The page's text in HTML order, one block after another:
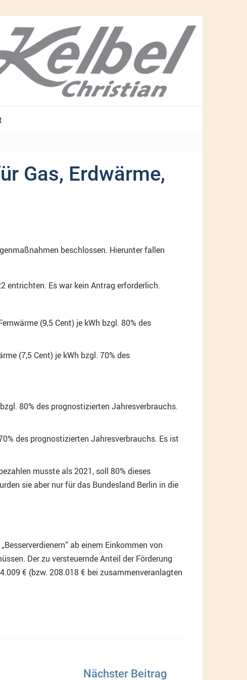
Gas, Erdwärme,
beschlossen. Hierunter fallen
entrichten. Es war kein Antrag erforderlich.
(9,5 Cent) je kWh bzgl. 80% des
(7,5 Cent) je kWh bzgl. 70% des
80% des prognostizierten Jahresverbrauchs.
des prognostizierten Jahresverbrauchs. Es ist
musste als 2021, soll 80% dieses
sie aber nur für das Bundesland Berlin in die
ab einem Einkommen von
Der zu versteuernde Anteil der Förderung
€ (bzw. 208.018 € bei zusammenveranlagten